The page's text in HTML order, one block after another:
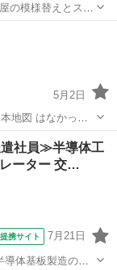
の模様替えとスペ
です。 壁にかけら
ていて、パズル
5月2日
地図 はなかっぱ
汚れはあります。
社員≫半導体工
ーター 交…
提携サイト 7月21日
導体基板製造の機